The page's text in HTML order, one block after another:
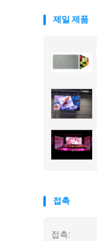
제일 제품
접촉
접촉: